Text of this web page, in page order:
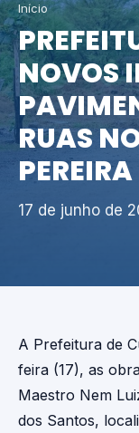
Início
NOVOS
RUAS
PEREIRA
17 de junho de
A Prefeitura de
feira (17), as
Maestro Nem
dos Santos,